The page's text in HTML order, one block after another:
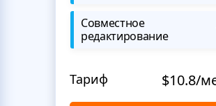
Совместное
редактирование
Тариф $10.8/